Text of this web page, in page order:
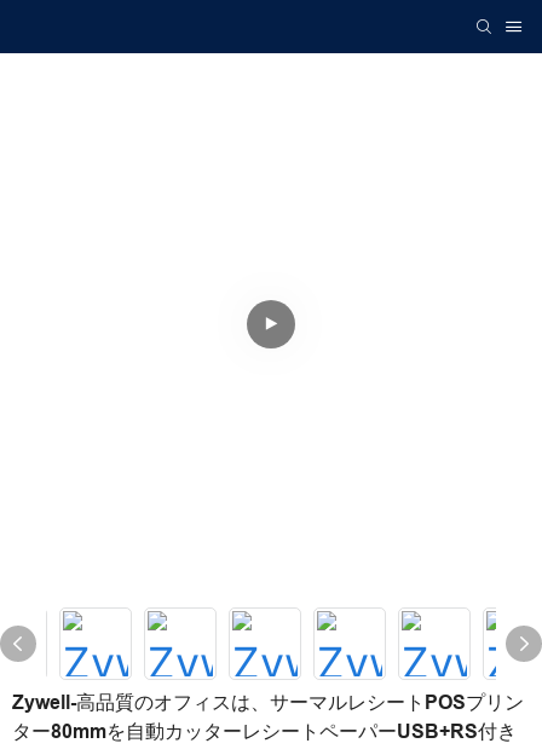
Zywell-高品質のオフィスは、サーマルレシートPOSプリン
ター80mmを自動カッターレシートペーパーUSB+RS付き